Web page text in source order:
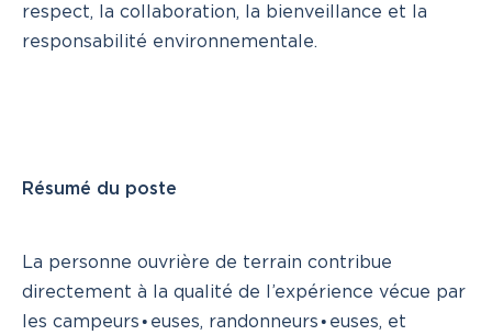
respect, la collaboration, la bienveillance et la
responsabilité environnementale.
Résumé du poste
La personne ouvrière de terrain contribue
directement à la qualité de l’expérience vécue par
les campeurs∙euses, randonneurs∙euses, et